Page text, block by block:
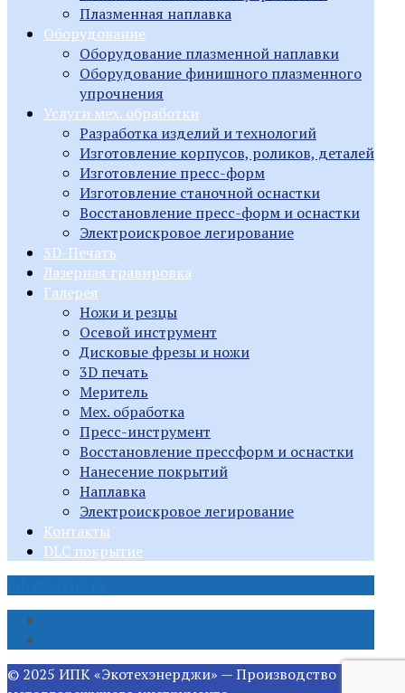
Плазменная наплавка
Оборудование
Оборудование плазменной наплавки
Оборудование финишного плазменного
упрочнения
Услуги мех. обработки
Разработка изделий и технологий
Изготовление корпусов, роликов, деталей
Изготовление пресс-форм
Изготовление станочной оснастки
Восстановление пресс-форм и оснастки
Электроискровое легирование
3D-Печать
Лазерная гравировка
Галерея
Ножи и резцы
Осевой инструмент
Дисковые фрезы и ножи
3D печать
Меритель
Мех. обработка
Пресс-инструмент
Восстановление прессформ и оснастки
Нанесение покрытий
Наплавка
Электроискровое легирование
Контакты
DLC покрытие
© 2025 ИПК «Экотехэнерджи» — Производство